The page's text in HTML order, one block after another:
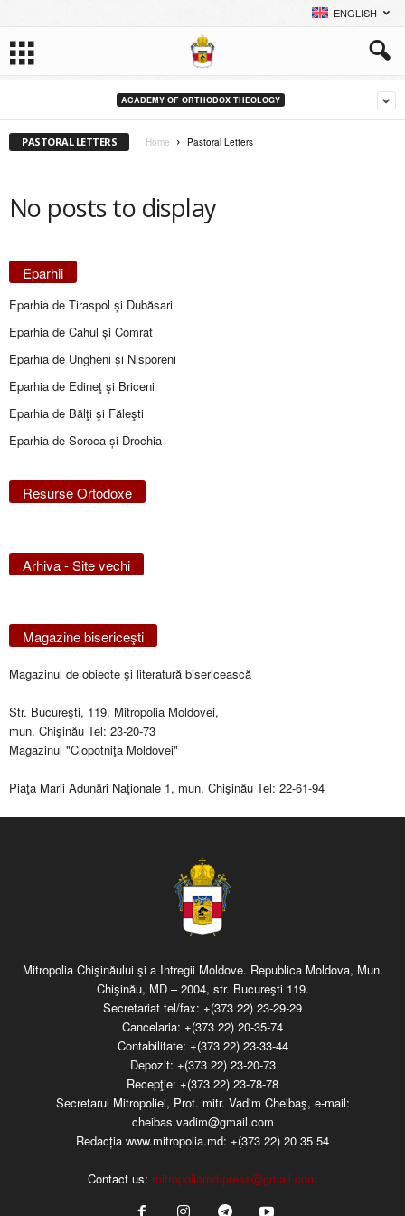
ENGLISH
ACADEMY OF ORTHODOX THEOLOGY
PASTORAL LETTERS Home Pastoral Letters
No posts to display
Eparhii
Eparhia de Tiraspol și Dubăsari
Eparhia de Cahul și Comrat
Eparhia de Ungheni și Nisporeni
Eparhia de Edineţ şi Briceni
Eparhia de Bălţi şi Făleşti
Eparhia de Soroca și Drochia
Resurse Ortodoxe
Arhiva - Site vechi
Magazine bisericeşti
Magazinul de obiecte şi literatură bisericească
Str. Bucureşti, 119, Mitropolia Moldovei,
mun. Chişinău Tel: 23-20-73
Magazinul "Clopotniţa Moldovei"
Piaţa Marii Adunări Naţionale 1, mun. Chişinău Tel: 22-61-94
Mitropolia Chişinăului şi a Întregii Moldove. Republica Moldova, Mun.
Chişinău, MD – 2004, str. Bucureşti 119.
Secretariat tel/fax: +(373 22) 23-29-29
Cancelaria: +(373 22) 20-35-74
Contabilitate: +(373 22) 23-33-44
Depozit: +(373 22) 23-20-73
Recepţie: +(373 22) 23-78-78
Secretarul Mitropoliei, Prot. mitr. Vadim Cheibaş, e-mail:
cheibas.vadim@gmail.com
Redacția www.mitropolia.md: +(373 22) 20 35 54
Contact us: mitropoliamd.press@gmail.com